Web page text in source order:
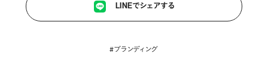
LINEでシェアする
#ブランディング